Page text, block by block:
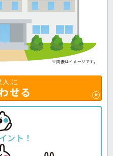
※画像はイメージです。
人に
せる
ント！